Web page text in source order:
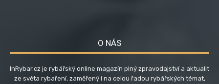
O NÁS
InRybar.cz je rybářský online magazín plný zpravodajství a aktualit
ze světa rybaření, zaměřený i na celou řadou rybářských témat,